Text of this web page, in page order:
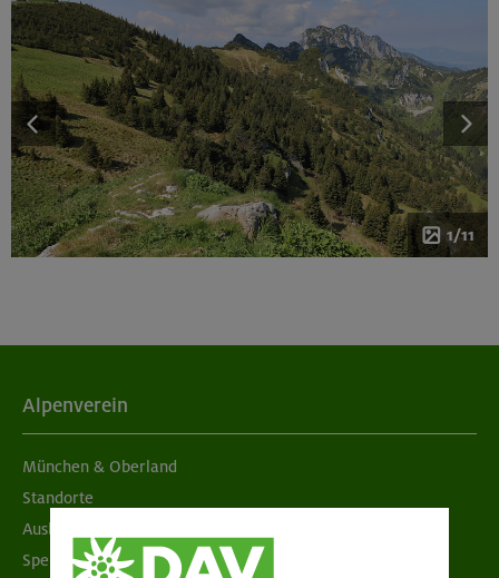
1/11
Alpenverein
München & Oberland
Standorte
Ausbildung & Jobs
Spenden